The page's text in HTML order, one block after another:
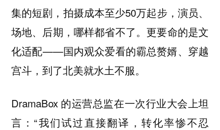
集的短剧，拍摄成本至少50万起步，演员、
场地、后期，哪样都省不了。更要命的是文
化适配——国内观众爱看的霸总赘婿、穿越
宫斗，到了北美就水土不服。
DramaBox 的运营总监在一次行业大会上坦
言：“我们试过直接翻译，转化率惨不忍